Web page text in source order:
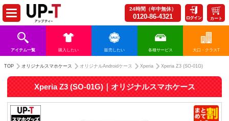
24時間（年中無休）
0120-86-4321 カート
アイテム一覧 購入したい 販売したい 各種サービス 大口・クラスT
TOP オリジナルスマホケース オリジナルAndroidケース Xperia Xperia Z3 (SO-01G)
Xperia Z3 (SO-01G)｜オリジナルスマホケース